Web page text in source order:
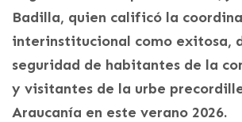
Badilla, quien calificó la
interinstitucional como exitosa,
seguridad de habitantes de la
y visitantes de la urbe
Araucanía en este verano 2026.